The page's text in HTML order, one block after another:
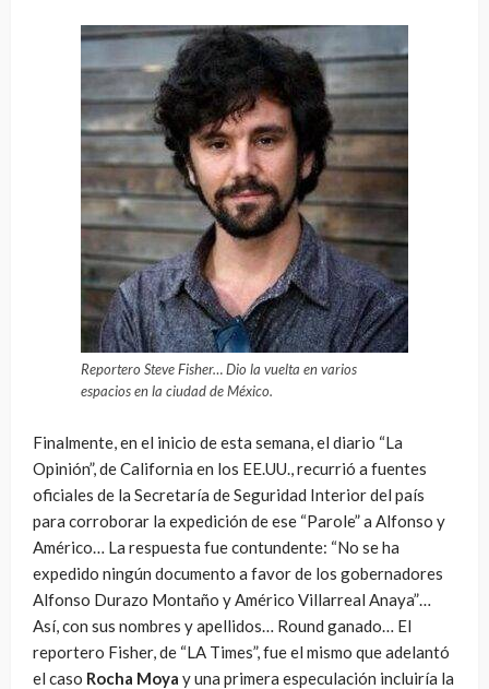
Reportero Steve Fisher… Dio la vuelta en varios
espacios en la ciudad de México.
Finalmente, en el inicio de esta semana, el diario “La
Opinión”, de California en los EE.UU., recurrió a fuentes
oficiales de la Secretaría de Seguridad Interior del país
para corroborar la expedición de ese “Parole” a Alfonso y
Américo… La respuesta fue contundente: “No se ha
expedido ningún documento a favor de los gobernadores
Alfonso Durazo Montaño y Américo Villarreal Anaya”…
Así, con sus nombres y apellidos… Round ganado… El
reportero Fisher, de “LA Times”, fue el mismo que adelantó
el caso Rocha Moya y una primera especulación incluiría la